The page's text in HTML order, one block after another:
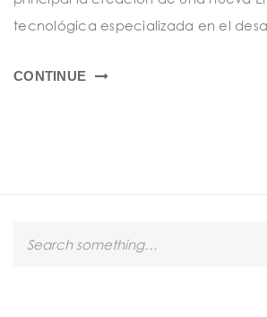
tecnológica especializada en el
CONTINUE